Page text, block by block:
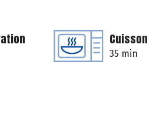
Cuisson
35 min